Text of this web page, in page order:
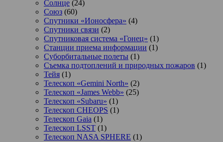
Солнце (24)
Союз (60)
Спутники «Ионосфера» (4)
Спутники связи (2)
Спутниковая система «Гонец» (1)
Станции приема информации (1)
Суборбитальные полеты (1)
Съемка подтоплений и природных пожаров (1)
Тейя (1)
Телескоп «Gemini North» (2)
Телескоп «James Webb» (25)
Телескоп «Subaru» (1)
Телескоп CHEOPS (1)
Телескоп Gaia (1)
Телескоп LSST (1)
Телескоп NASA SPHERE (1)